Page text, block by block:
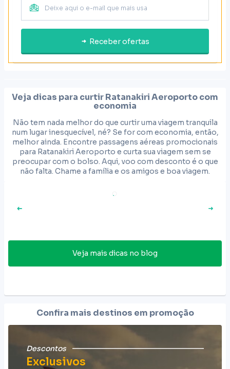
Receber ofertas
Veja dicas para curtirRatanakiri Aeroportocom
economia
Não tem nada melhor do que curtir uma viagem tranquila
num lugar inesquecível, né? Se for com economia, então,
melhor ainda. Encontre passagens aéreas promocionais
para Ratanakiri Aeroporto e curta sua viagem sem se
preocupar com o bolso. Aqui, voo com desconto é o que
não falta. Chame a família e os amigos e boa viagem.
Veja mais dicas no blog
Confira mais destinos em promoção
Descontos
Exclusivos